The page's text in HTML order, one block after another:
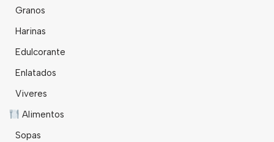
Granos
Harinas
Edulcorante
Enlatados
Viveres
Alimentos
Sopas